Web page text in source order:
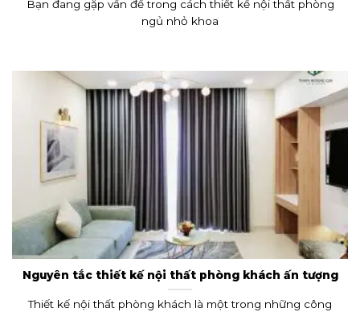
Bạn đang gặp vấn đề trong cách thiết kế nội thất phòng
ngủ nhỏ khoa
Nguyên tắc thiết kế nội thất phòng khách ấn tượng
Thiết kế nội thất phòng khách là một trong những công